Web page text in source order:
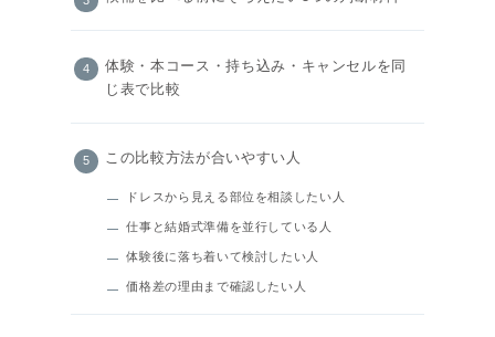
体験・本コース・持ち込み・キャンセルを同
じ表で比較
この比較方法が合いやすい人
ドレスから見える部位を相談したい人
仕事と結婚式準備を並行している人
体験後に落ち着いて検討したい人
価格差の理由まで確認したい人